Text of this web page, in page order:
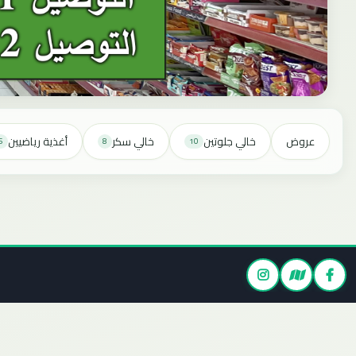
عروض خالي جلوتين 10 خالي سكر 8 أغذية رياضيين